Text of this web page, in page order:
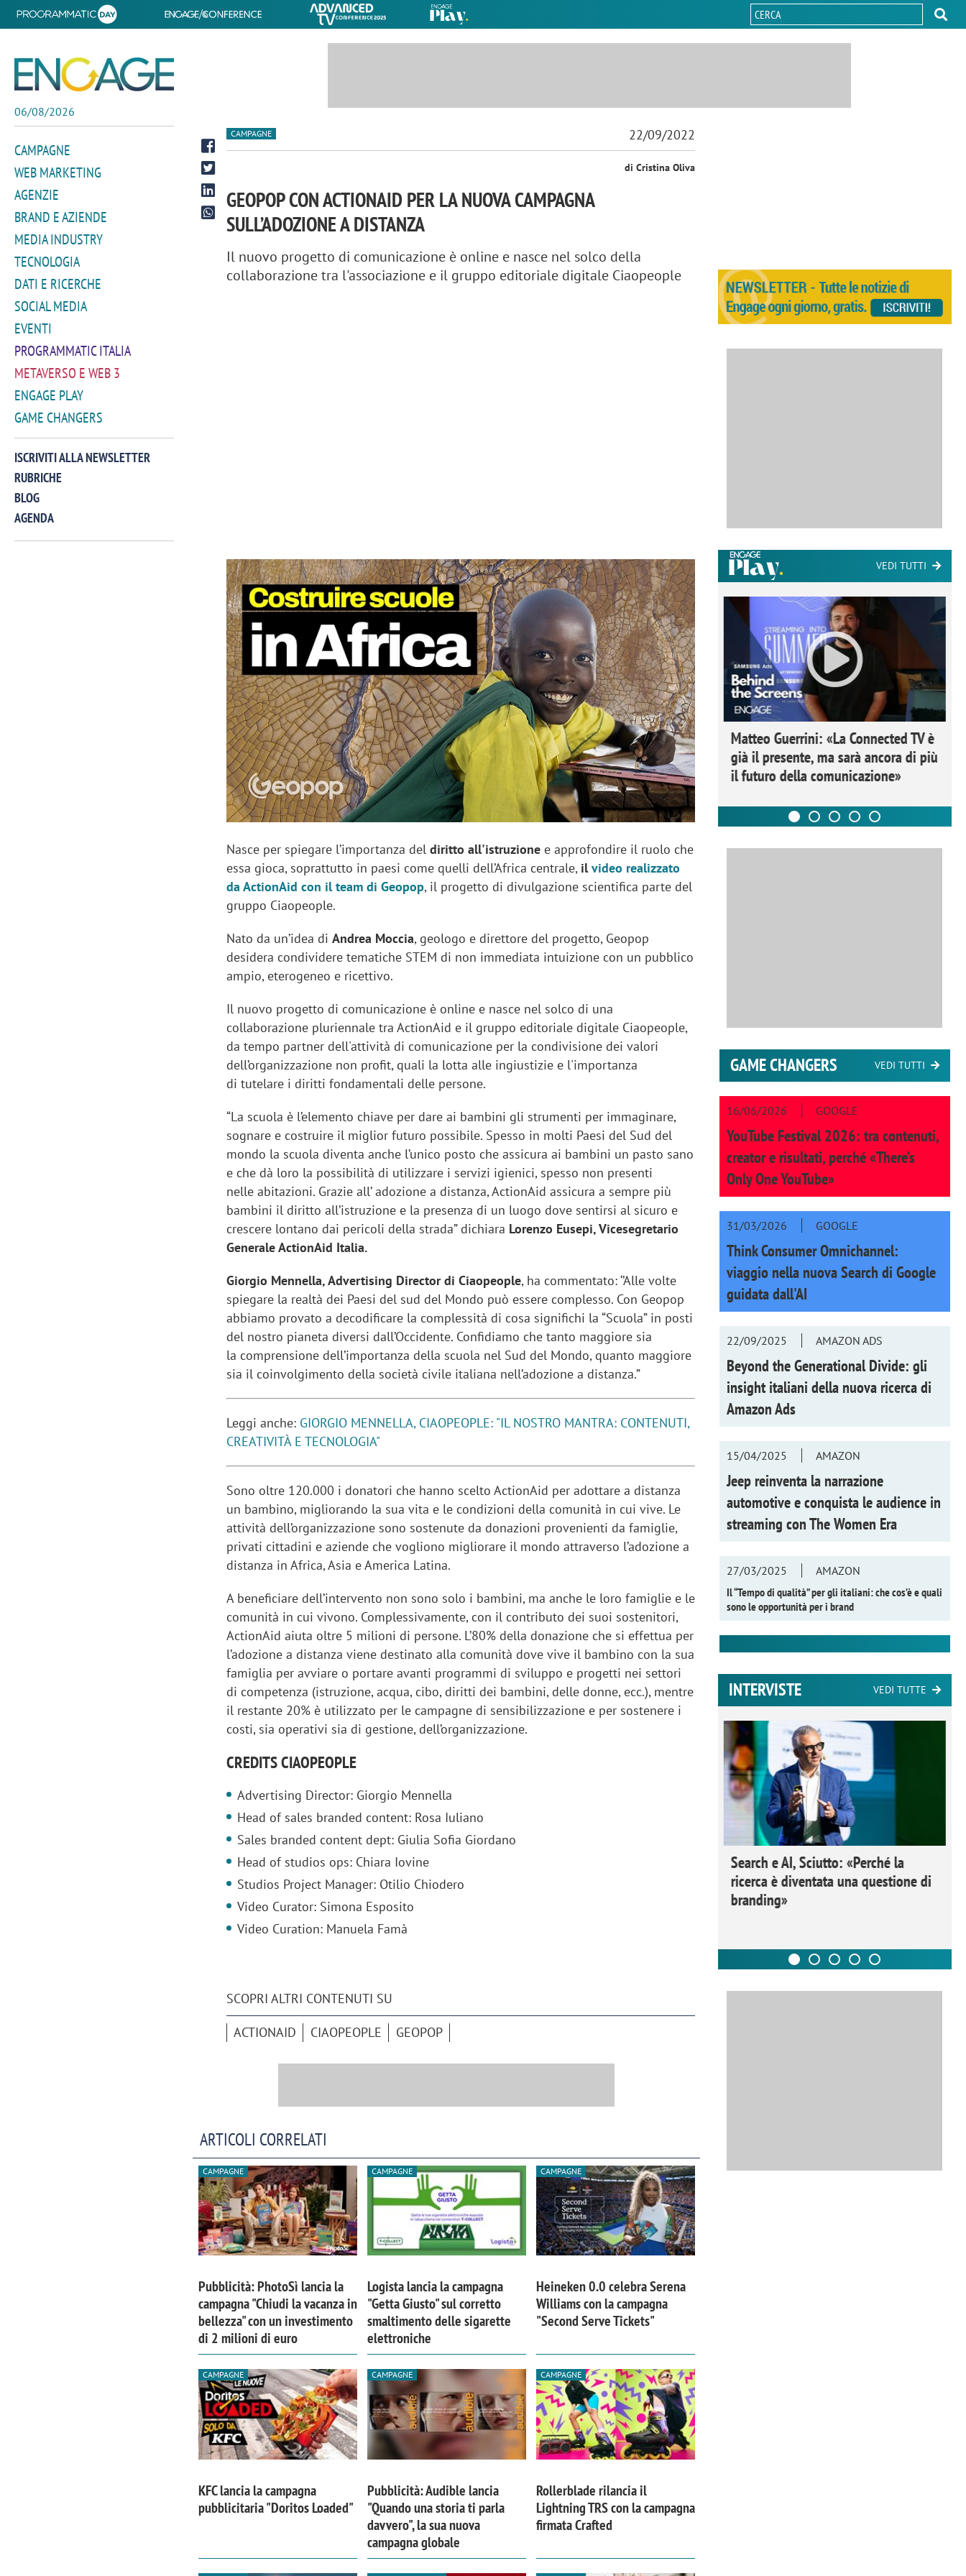
06/08/2026
CAMPAGNE
WEB MARKETING
AGENZIE
BRAND E AZIENDE
MEDIA INDUSTRY
TECNOLOGIA
DATI E RICERCHE
SOCIAL MEDIA
EVENTI
PROGRAMMATIC ITALIA
METAVERSO E WEB 3
ENGAGE PLAY
GAME CHANGERS
ISCRIVITI ALLA NEWSLETTER
RUBRICHE
BLOG
AGENDA
CAMPAGNE 22/09/2022
di Cristina Oliva
GEOPOP CON ACTIONAID PER LA NUOVA CAMPAGNA
SULL’ADOZIONE A DISTANZA
Il nuovo progetto di comunicazione è online e nasce nel solco della
collaborazione tra l'associazione e il gruppo editoriale digitale Ciaopeople
Nasce per spiegare l’importanza deldiritto all'istruzione e approfondire il ruolo che
essa gioca, soprattutto in paesi come quelli dell’Africa centrale, ilvideo realizzato
da ActionAid con il team di Geopop, il progetto di divulgazione scientifica parte del
gruppo Ciaopeople.
Nato da un’idea diAndrea Moccia, geologo e direttore del progetto, Geopop
desidera condividere tematiche STEM di non immediata intuizione con un pubblico
ampio, eterogeneo e ricettivo.
Il nuovo progetto di comunicazione è online e nasce nel solco di una
collaborazione pluriennale tra ActionAid e il gruppo editoriale digitale Ciaopeople,
da tempo partner dell'attività di comunicazione per la condivisione dei valori
dell’organizzazione non profit, quali la lotta alle ingiustizie e l'importanza
di tutelare i diritti fondamentali delle persone.
“La scuola è l’elemento chiave per dare ai bambini gli strumenti per immaginare,
sognare e costruire il miglior futuro possibile. Spesso in molti Paesi del Sud del
mondo la scuola diventa anche l’unico posto che assicura ai bambini un pasto sano
e che dà loro la possibilità di utilizzare i servizi igienici, spesso non presenti
nelle abitazioni. Grazie all’ adozione a distanza, ActionAid assicura a sempre più
bambini il diritto all’istruzione e la presenza di un luogo dove sentirsi al sicuro e
crescere lontano dai pericoli della strada” dichiara Lorenzo Eusepi, Vicesegretario
Generale ActionAid Italia.
Giorgio Mennella, Advertising Director di Ciaopeople, ha commentato: ‘’Alle volte
spiegare la realtà dei Paesi del sud del Mondo può essere complesso. Con Geopop
abbiamo provato a decodificare la complessità di cosa significhi la “Scuola” in posti
del nostro pianeta diversi dall’Occidente. Confidiamo che tanto maggiore sia
la comprensione dell’importanza della scuola nel Sud del Mondo, quanto maggiore
sia il coinvolgimento della società civile italiana nell’adozione a distanza.”
Leggi anche: GIORGIO MENNELLA, CIAOPEOPLE: "IL NOSTRO MANTRA: CONTENUTI,
CREATIVITÀ E TECNOLOGIA"
Sono oltre 120.000 i donatori che hanno scelto ActionAid per adottare a distanza
un bambino, migliorando la sua vita e le condizioni della comunità in cui vive. Le
attività dell’organizzazione sono sostenute da donazioni provenienti da famiglie,
privati cittadini e aziende che vogliono migliorare il mondo attraverso l’adozione a
distanza in Africa, Asia e America Latina.
A beneficiare dell’intervento non sono solo i bambini, ma anche le loro famiglie e le
comunità in cui vivono. Complessivamente, con il contributo dei suoi sostenitori,
ActionAid aiuta oltre 5 milioni di persone. L’80% della donazione che si effettua per
l’adozione a distanza viene destinato alla comunità dove vive il bambino con la sua
famiglia per avviare o portare avanti programmi di sviluppo e progetti nei settori
di competenza (istruzione, acqua, cibo, diritti dei bambini, delle donne, ecc.), mentre
il restante 20% è utilizzato per le campagne di sensibilizzazione e per sostenere i
costi, sia operativi sia di gestione, dell’organizzazione.
CREDITS CIAOPEOPLE
Advertising Director: Giorgio Mennella
Head of sales branded content: Rosa Iuliano
Sales branded content dept: Giulia Sofia Giordano
Head of studios ops: Chiara Iovine
Studios Project Manager: Otilio Chiodero
Video Curator: Simona Esposito
Video Curation: Manuela Famà
SCOPRI ALTRI CONTENUTI SU
ACTIONAID CIAOPEOPLE GEOPOP
ARTICOLI CORRELATI
CAMPAGNE
Pubblicità: PhotoSì lancia la
campagna "Chiudi la vacanza in
bellezza" con un investimento
di 2 milioni di euro
CAMPAGNE
Logista lancia la campagna
"Getta Giusto" sul corretto
smaltimento delle sigarette
elettroniche
CAMPAGNE
Heineken 0.0 celebra Serena
Williams con la campagna
"Second Serve Tickets"
CAMPAGNE
KFC lancia la campagna
pubblicitaria "Doritos Loaded"
CAMPAGNE
Pubblicità: Audible lancia
"Quando una storia ti parla
davvero", la sua nuova
campagna globale
CAMPAGNE
Rollerblade rilancia il
Lightning TRS con la campagna
firmata Crafted
VEDI TUTTI
Manassero, Samsung Ads: «Con Total
Perez, Samsung Ads: «L'Italia è un
mercato strategico e continuerà a
crescere»
Networking agli eventi: come la
startup Kicè punta a eliminare lo
"spreco di relazioni"
Matteo Guerrini: «La Connected TV è
già il presente, ma sarà ancora di più
il futuro della comunicazione»
GAME CHANGERS VEDI TUTTI
16/06/2026 GOOGLE
YouTube Festival 2026: tra contenuti,
creator e risultati, perché «There’s
Only One YouTube»
31/03/2026 GOOGLE
Think Consumer Omnichannel:
viaggio nella nuova Search di Google
guidata dall'AI
22/09/2025 AMAZON ADS
Beyond the Generational Divide: gli
insight italiani della nuova ricerca di
Amazon Ads
15/04/2025 AMAZON
Jeep reinventa la narrazione
automotive e conquista le audience in
streaming conThe Women Era
27/03/2025
AMAZON
Il “Tempo di qualità” per gli italiani: che cos’è e quali
sono le opportunità per i brand
INTERVISTE VEDI TUTTE
comunicazione crea un brand food:
Emanuele Viora di Deloitte Digital:
«La creatività resta centrale, l’AI deve
amplificare il talento»
Search e AI, Sciutto: «Perché la
ricerca è diventata una questione di
branding»